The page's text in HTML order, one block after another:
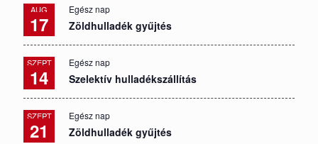
AUG
17
Egész nap
Zöldhulladék gyűjtés
SZEPT
14
Egész nap
Szelektív hulladékszállítás
SZEPT
21
Egész nap
Zöldhulladék gyűjtés